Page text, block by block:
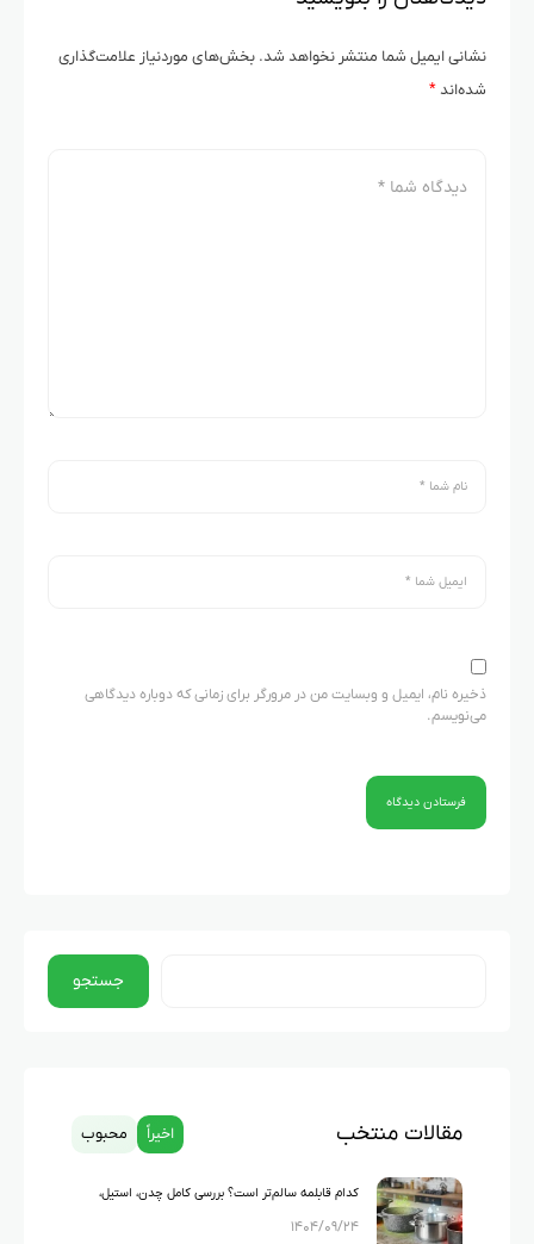
نشانی ایمیل شما منتشر نخواهد شد. بخش‌های موردنیاز علامت‌گذاری
شده‌اند*
ذخیره نام، ایمیل و وبسایت من در مرورگر برای زمانی که دوباره دیدگاهی
می‌نویسم.
جستجو
مقالات منتخب اخیراً محبوب
کدام قابلمه سالم‌تر است؟ بررسی کامل چدن، استیل،
گرانیت و تفلون
۱۴۰۴/۰۹/۲۴